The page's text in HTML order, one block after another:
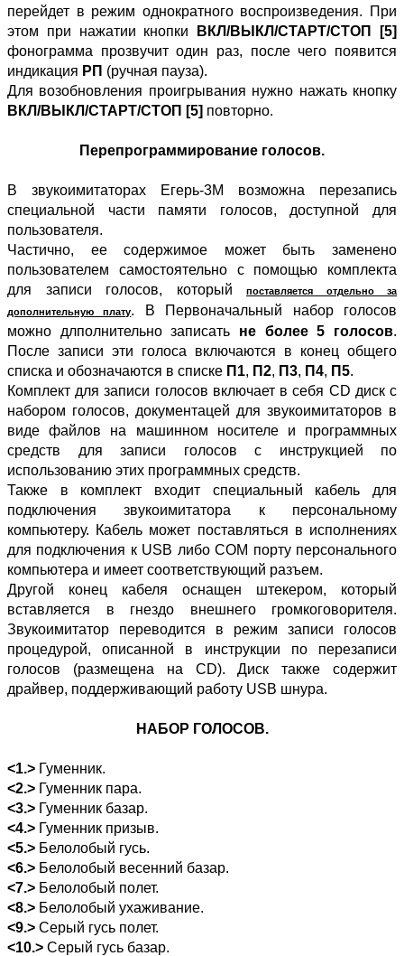
перейдет в режим однократного воспроизведения. При
этом при нажатии кнопки
ВКЛ/ВЫКЛ/СТАРТ/СТОП [5]
фонограмма прозвучит один раз, после чего появится
индикация РП (ручная пауза).
Для возобновления проигрывания нужно нажать кнопку
ВКЛ/ВЫКЛ/СТАРТ/СТОП [5] повторно.
Перепрограммирование голосов.
В звукоимитаторах Егерь-3М возможна перезапись
специальной части памяти голосов, доступной для
пользователя.
Частично, ее содержимое может быть заменено
пользователем самостоятельно с помощью комплекта
для записи голосов, который
поставляется отдельно за
дополнительную плату. В Первоначальный набор голосов
можно длполнительно записать не более 5 голосов.
После записи эти голоса включаются в конец общего
списка и обозначаются в списке П1, П2, П3, П4, П5.
Комплект для записи голосов включает в себя CD диск с
набором голосов, документацей для звукоимитаторов в
виде файлов на машинном носителе и программных
средств для записи голосов с инструкцией по
использованию этих программных средств.
Также в комплект входит специальный кабель для
подключения звукоимитатора к персональному
компьютеру. Кабель может поставляться в исполнениях
для подключения к USB либо COM порту персонального
компьютера и имеет соответствующий разъем.
Другой конец кабеля оснащен штекером, который
вставляется в гнездо внешнего громкоговорителя.
Звукоимитатор переводится в режим записи голосов
процедурой, описанной в инструкции по перезаписи
голосов (размещена на CD). Диск также содержит
драйвер, поддерживающий работу USB шнура.
НАБОР ГОЛОСОВ.
<1.> Гуменник.
<2.> Гуменник пара.
<3.> Гуменник базар.
<4.> Гуменник призыв.
<5.> Белолобый гусь.
<6.> Белолобый весенний базар.
<7.> Белолобый полет.
<8.> Белолобый ухаживание.
<9.> Серый гусь полет.
<10.> Серый гусь базар.